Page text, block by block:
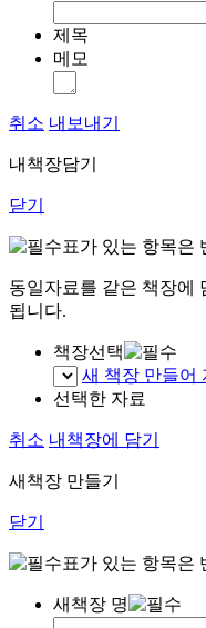
제목
메모
취소 내보내기
내책장담기
닫기
표가 있는 항목은
동일자료를 같은 책장에
됩니다.
책장선택
새 책장 만들어
선택한 자료
취소 내책장에 담기
새책장 만들기
닫기
표가 있는 항목은
새책장 명